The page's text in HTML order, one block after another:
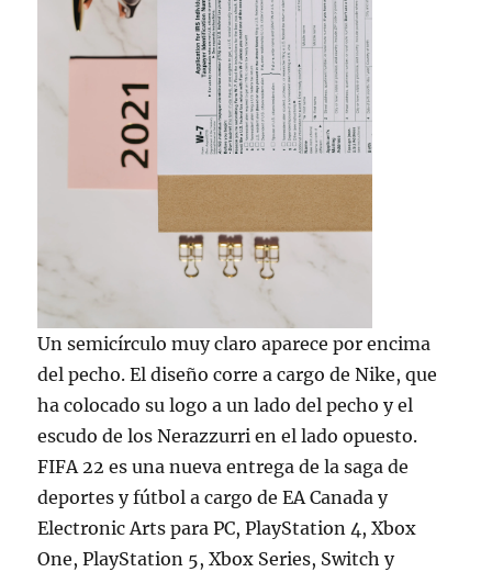
Un semicírculo muy claro aparece por encima
del pecho. El diseño corre a cargo de Nike, que
ha colocado su logo a un lado del pecho y el
escudo de los Nerazzurri en el lado opuesto.
FIFA 22 es una nueva entrega de la saga de
deportes y fútbol a cargo de EA Canada y
Electronic Arts para PC, PlayStation 4, Xbox
One, PlayStation 5, Xbox Series, Switch y